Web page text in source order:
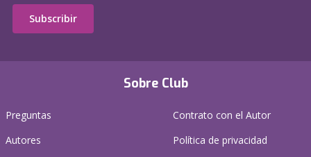
Sobre Club
Preguntas
Autores
Contrato con el Autor
Política de privacidad
Subscribir